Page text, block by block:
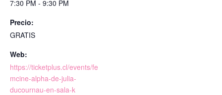
7:30 PM - 9:30 PM
Precio:
GRATIS
Web:
https://ticketplus.cl/events/fe
mcine-alpha-de-julia-
ducournau-en-sala-k